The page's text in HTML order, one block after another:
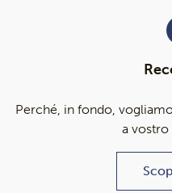
Perché, in fondo,
a vostro